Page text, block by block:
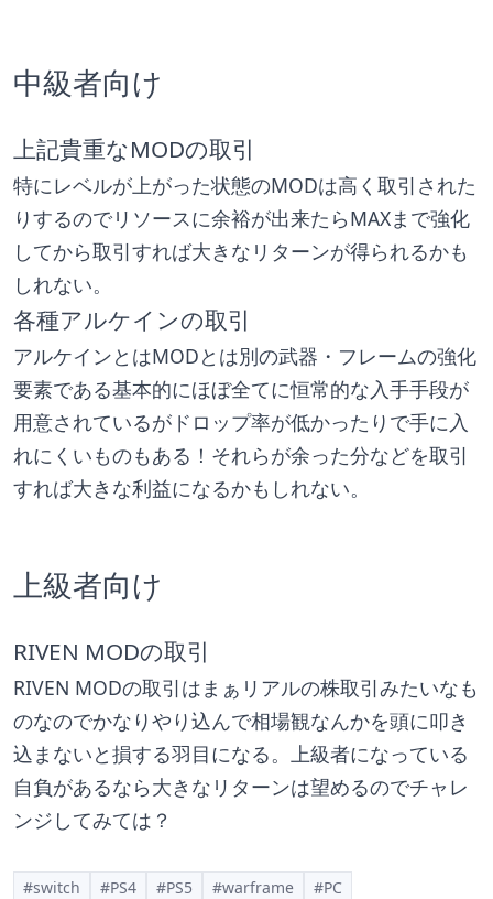
中級者向け
上記貴重なMODの取引
特にレベルが上がった状態のMODは高く取引された
りするのでリソースに余裕が出来たらMAXまで強化
してから取引すれば大きなリターンが得られるかも
しれない。
各種アルケインの取引
アルケインとはMODとは別の武器・フレームの強化
要素である基本的にほぼ全てに恒常的な入手手段が
用意されているがドロップ率が低かったりで手に入
れにくいものもある！それらが余った分などを取引
すれば大きな利益になるかもしれない。
上級者向け
RIVEN MODの取引
RIVEN MODの取引はまぁリアルの株取引みたいなも
のなのでかなりやり込んで相場観なんかを頭に叩き
込まないと損する羽目になる。上級者になっている
自負があるなら大きなリターンは望めるのでチャレ
ンジしてみては？
#switch #PS4 #PS5 #warframe #PC